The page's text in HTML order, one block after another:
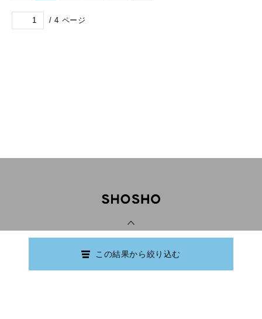
/ 4 ページ
この結果から絞り込む
Copyright © Ishikawa Prefectural Library.